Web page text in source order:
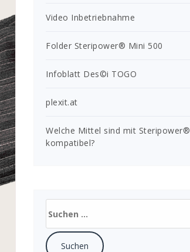
Video Inbetriebnahme
Folder Steripower® Mini 500
Infoblatt Des©i TOGO
plexit.at
Welche Mittel sind mit Steripower®
kompatibel?